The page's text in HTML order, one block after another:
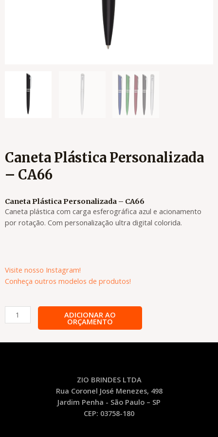
Caneta Plástica Personalizada
– CA66
Caneta Plástica Personalizada – CA66
Caneta plástica com carga esferográfica azul e acionamento
por rotação. Com personalização ultra digital colorida.
Visite nosso Instagram!
Conheça outros modelos de produtos!
Caneta
Plástica
-
ADICIONAR AO
ORÇAMENTO
ZIO BRINDES LTDA
Rua Coronel José Menezes, 498
Jardim Penha - São Paulo – SP
CEP: 03758-180